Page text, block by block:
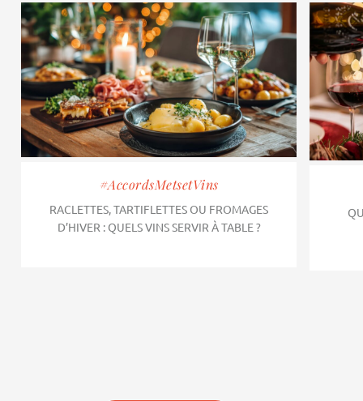
#AccordsMetsetVins
RACLETTES, TARTIFLETTES OU FROMAGES
D’HIVER : QUELS VINS SERVIR À TABLE ?